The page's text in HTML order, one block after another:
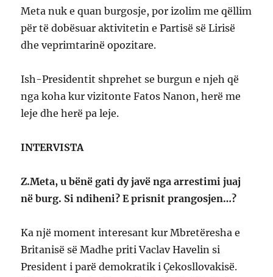
Meta nuk e quan burgosje, por izolim me qëllim
për të dobësuar aktivitetin e Partisë së Lirisë
dhe veprimtarinë opozitare.
Ish-Presidentit shprehet se burgun e njeh që
nga koha kur vizitonte Fatos Nanon, herë me
leje dhe herë pa leje.
INTERVISTA
Z.Meta, u bënë gati dy javë nga arrestimi juaj
në burg. Si ndiheni? E prisnit prangosjen…?
Ka një moment interesant kur Mbretëresha e
Britanisë së Madhe priti Vaclav Havelin si
President i parë demokratik i Çekosllovakisë.